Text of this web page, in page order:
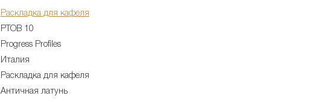
Раскладка для кафеля
PTOB 10
Progress Profiles
Италия
Раскладка для кафеля
Античная латунь